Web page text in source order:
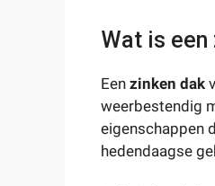
Wat is een
Een zinken dak
weerbestendig
eigenschappen
hedendaagse